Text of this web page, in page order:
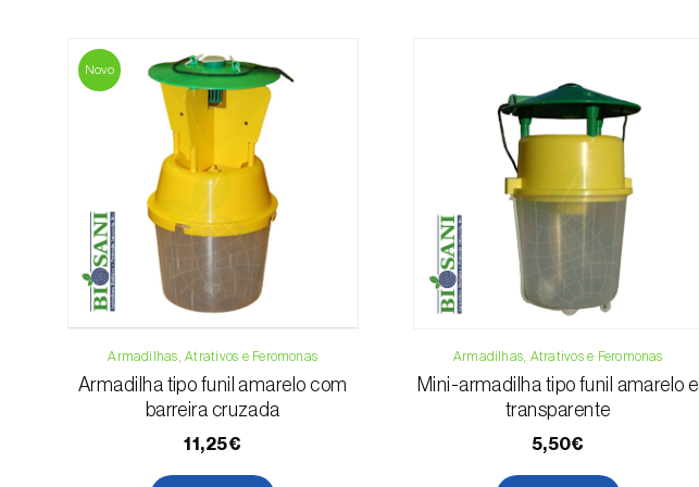
Novo
Armadilhas, Atrativos e Feromonas
Armadilha tipo funil amarelo com
barreira cruzada
11,25€
Armadilhas, Atrativos e Feromonas
Mini-armadilha tipo funil amarelo e
transparente
5,50€